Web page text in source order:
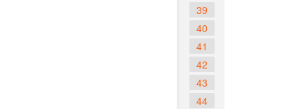
39
40
41
42
43
44